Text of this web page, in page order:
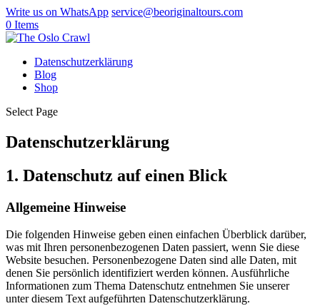
Write us on WhatsApp service@beoriginaltours.com
0 Items
Datenschutzerklärung
Blog
Shop
Select Page
Datenschutz­erklärung
1. Datenschutz auf einen Blick
Allgemeine Hinweise
Die folgenden Hinweise geben einen einfachen Überblick darüber,
was mit Ihren personenbezogenen Daten passiert, wenn Sie diese
Website besuchen. Personenbezogene Daten sind alle Daten, mit
denen Sie persönlich identifiziert werden können. Ausführliche
Informationen zum Thema Datenschutz entnehmen Sie unserer
unter diesem Text aufgeführten Datenschutzerklärung.